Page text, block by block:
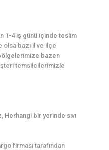
1-4 iş günü içinde teslim
olsa bazı il ve ilçe
bazen
temsilcilerimizle
bir yerinde sıvı
firması tarafından